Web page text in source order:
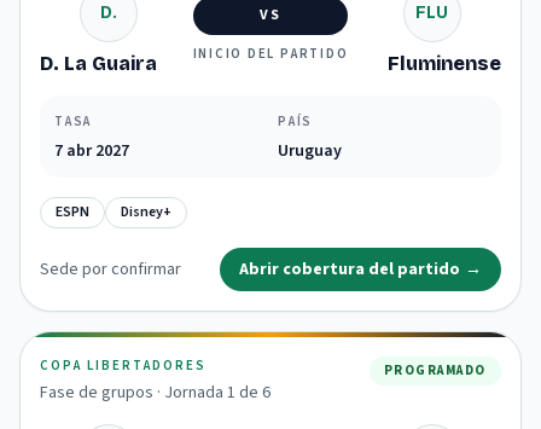
D.
D. La Guaira
VS
INICIO DEL PARTIDO
FLU
Fluminense
TASA
7 abr 2027
PAÍS
Uruguay
ESPN Disney+
Sede por confirmar Abrir cobertura del partido →
COPA LIBERTADORES
Fase de grupos · Jornada 1 de 6
PROGRAMADO